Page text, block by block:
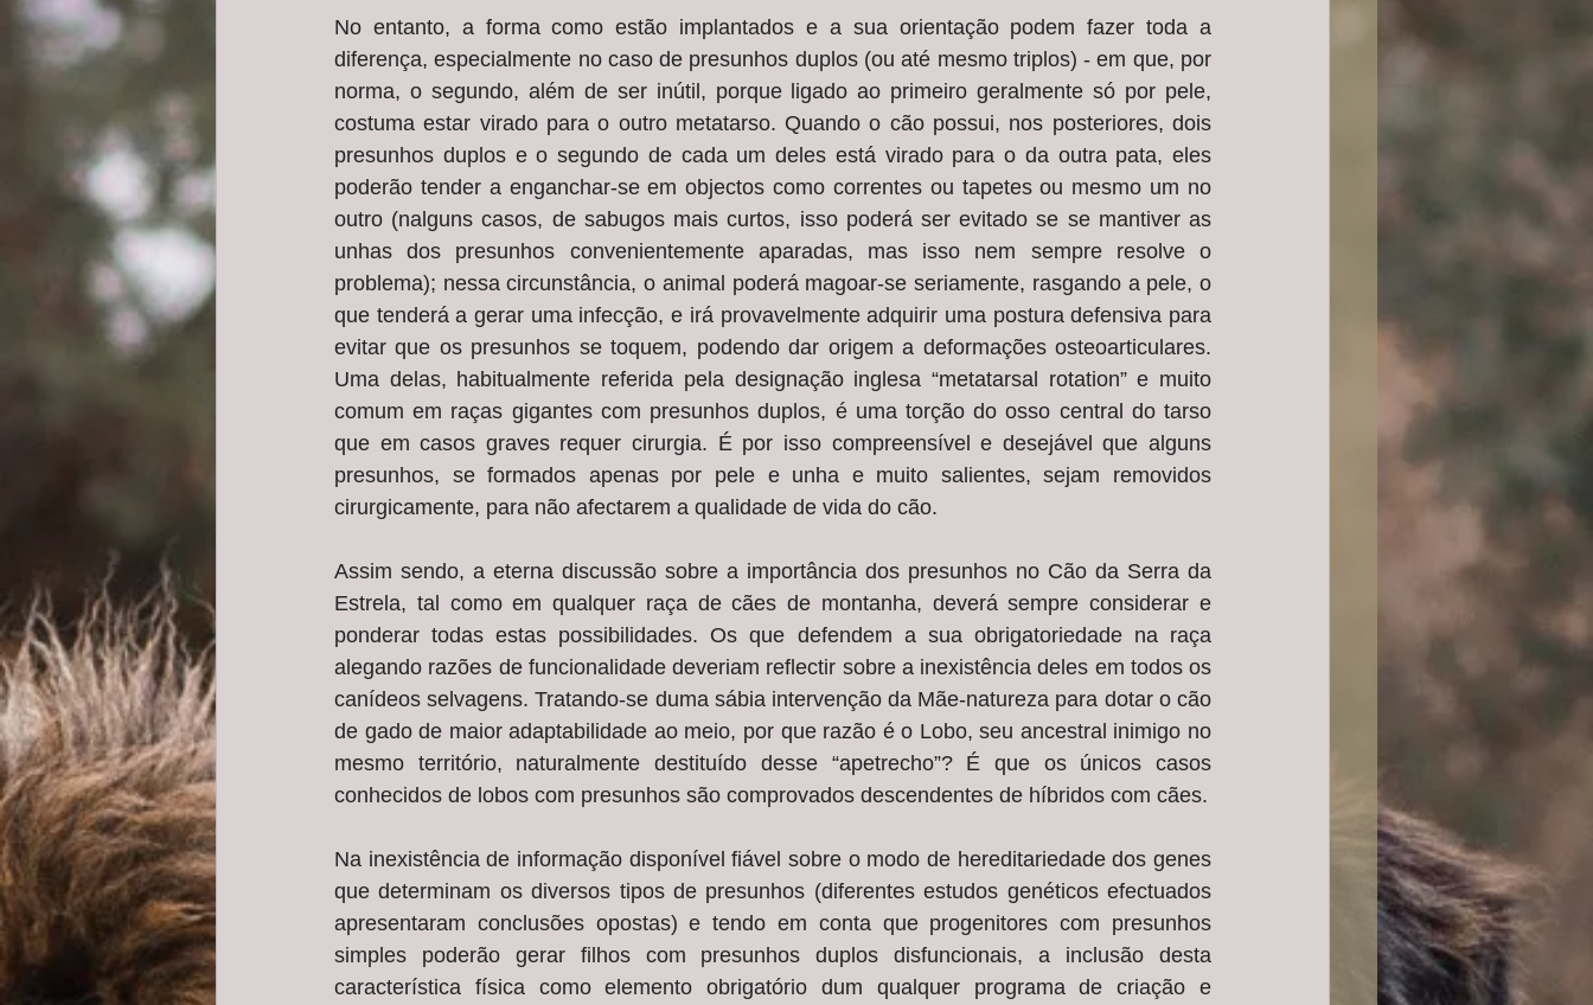
No entanto, a forma como estão implantados e a sua orientação podem fazer toda a
diferença, especialmente no caso de presunhos duplos (ou até mesmo triplos) - em que, por
norma, o segundo, além de ser inútil, porque ligado ao primeiro geralmente só por pele,
costuma estar virado para o outro metatarso. Quando o cão possui, nos posteriores, dois
presunhos duplos e o segundo de cada um deles está virado para o da outra pata, eles
poderão tender a enganchar-se em objectos como correntes ou tapetes ou mesmo um no
outro (nalguns casos, de sabugos mais curtos, isso poderá ser evitado se se mantiver as
unhas dos presunhos convenientemente aparadas, mas isso nem sempre resolve o
problema); nessa circunstância, o animal poderá magoar-se seriamente, rasgando a pele, o
que tenderá a gerar uma infecção, e irá provavelmente adquirir uma postura defensiva para
evitar que os presunhos se toquem, podendo dar origem a deformações osteoarticulares.
Uma delas, habitualmente referida pela designação inglesa “metatarsal rotation” e muito
comum em raças gigantes com presunhos duplos, é uma torção do osso central do tarso
que em casos graves requer cirurgia. É por isso compreensível e desejável que alguns
presunhos, se formados apenas por pele e unha e muito salientes, sejam removidos
cirurgicamente, para não afectarem a qualidade de vida do cão.
Assim sendo, a eterna discussão sobre a importância dos presunhos no Cão da Serra da
Estrela, tal como em qualquer raça de cães de montanha, deverá sempre considerar e
ponderar todas estas possibilidades. Os que defendem a sua obrigatoriedade na raça
alegando razões de funcionalidade deveriam reflectir sobre a inexistência deles em todos os
canídeos selvagens. Tratando-se duma sábia intervenção da Mãe-natureza para dotar o cão
de gado de maior adaptabilidade ao meio, por que razão é o Lobo, seu ancestral inimigo no
mesmo território, naturalmente destituído desse “apetrecho”? É que os únicos casos
conhecidos de lobos com presunhos são comprovados descendentes de híbridos com cães.
Na inexistência de informação disponível fiável sobre o modo de hereditariedade dos genes
que determinam os diversos tipos de presunhos (diferentes estudos genéticos efectuados
apresentaram conclusões opostas) e tendo em conta que progenitores com presunhos
simples poderão gerar filhos com presunhos duplos disfuncionais, a inclusão desta
característica física como elemento obrigatório dum qualquer programa de criação e